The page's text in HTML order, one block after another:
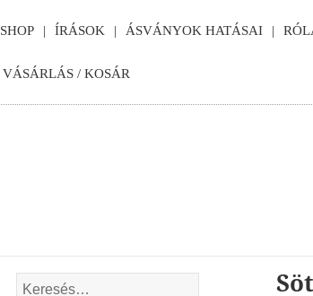
SHOP ÍRÁSOK ÁSVÁNYOK HATÁSAI
VÁSÁRLÁS / KOSÁR
Keresés: